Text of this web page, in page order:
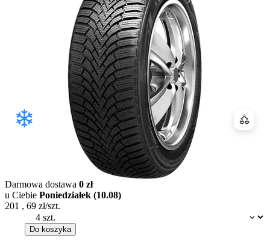
Dostępność:
Darmowa dostawa 0 zł
u Ciebie Poniedziałek (10.08)
201 , 69 zł/szt.
Do koszyka